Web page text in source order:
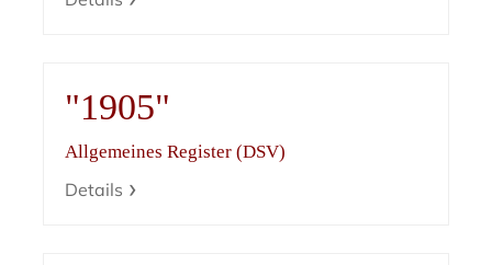
"1905"
Allgemeines Register (DSV)
Details